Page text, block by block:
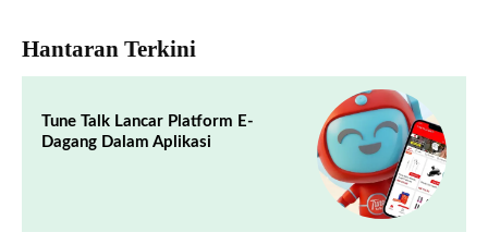
Hantaran Terkini
Tune Talk Lancar Platform E-
Dagang Dalam Aplikasi